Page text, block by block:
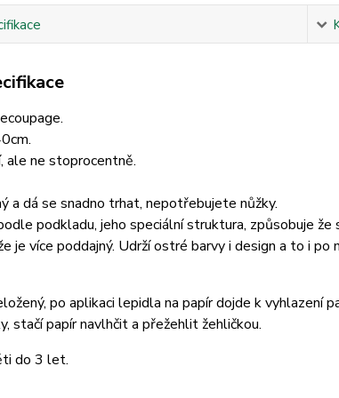
ale ne stoprocentně.
a dá se snadno trhat, nepotřebujete nůžky.
podkladu, jeho speciální struktura, způsobuje
je více poddajný. Udrží ostré barvy i design a to i
po aplikaci lepidla na papír dojde k vyhlazení
stačí papír navlhčit a přežehlit žehličkou.
do 3 let.